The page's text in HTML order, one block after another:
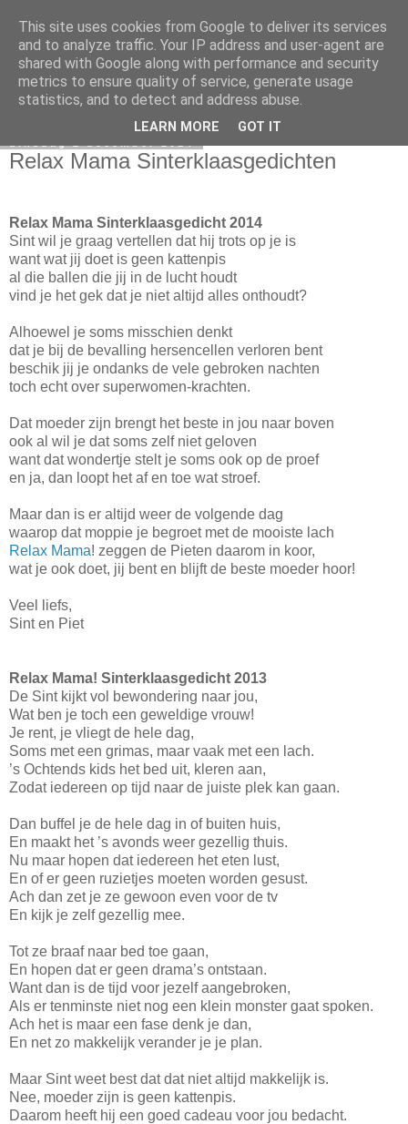
Elsbeth Teeling
Relax Mama Sinterklaasgedichten
Relax Mama Sinterklaasgedicht 2014
Sint wil je graag vertellen dat hij trots op je is
want wat jij doet is geen kattenpis
al die ballen die jij in de lucht houdt
vind je het gek dat je niet altijd alles onthoudt?
Alhoewel je soms misschien denkt
dat je bij de bevalling hersencellen verloren bent
beschik jij je ondanks de vele gebroken nachten
toch echt over superwomen-krachten.
Dat moeder zijn brengt het beste in jou naar boven
ook al wil je dat soms zelf niet geloven
want dat wondertje stelt je soms ook op de proef
en ja, dan loopt het af en toe wat stroef.
Maar dan is er altijd weer de volgende dag
waarop dat moppie je begroet met de mooiste lach
Relax Mama! zeggen de Pieten daarom in koor,
wat je ook doet, jij bent en blijft de beste moeder hoor!
Veel liefs,
Sint en Piet
Relax Mama! Sinterklaasgedicht 2013
De Sint kijkt vol bewondering naar jou,
Wat ben je toch een geweldige vrouw!
Je rent, je vliegt de hele dag,
Soms met een grimas, maar vaak met een lach.
’s Ochtends kids het bed uit, kleren aan,
Zodat iedereen op tijd naar de juiste plek kan gaan.
Dan buffel je de hele dag in of buiten huis,
En maakt het ’s avonds weer gezellig thuis.
Nu maar hopen dat iedereen het eten lust,
En of er geen ruzietjes moeten worden gesust.
Ach dan zet je ze gewoon even voor de tv
En kijk je zelf gezellig mee.
Tot ze braaf naar bed toe gaan,
En hopen dat er geen drama’s ontstaan.
Want dan is de tijd voor jezelf aangebroken,
Als er tenminste niet nog een klein monster gaat spoken.
Ach het is maar een fase denk je dan,
En net zo makkelijk verander je je plan.
Maar Sint weet best dat dat niet altijd makkelijk is.
Nee, moeder zijn is geen kattenpis.
Daarom heeft hij een goed cadeau voor jou bedacht.
This site uses cookies from Google to deliver its services
and to analyze traffic. Your IP address and user-agent are
shared with Google along with performance and security
metrics to ensure quality of service, generate usage
statistics, and to detect and address abuse.
LEARN MORE GOT IT